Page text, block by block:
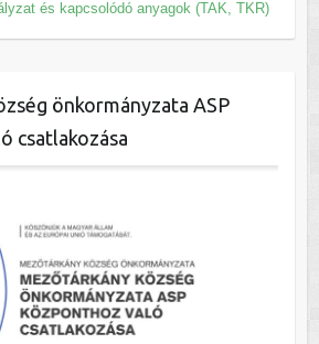
és kapcsolódó anyagok (TAK, TKR)
önkormányzata ASP
csatlakozása